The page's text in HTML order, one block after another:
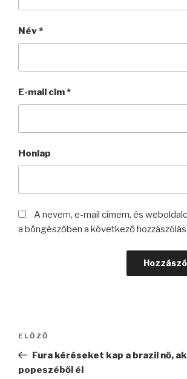
Név*
E-mail cím*
Honlap
A nevem, e-mail címem, és
a böngészőben a következő
Bejegyzés
Korábbi
bejegyzés
ELŐZŐ
Fura kéréseket kap a brazil nő,
popeszéből él